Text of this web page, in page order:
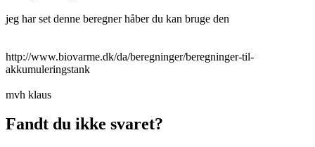
jeg har set denne beregner håber du kan bruge den
http://www.biovarme.dk/da/beregninger/beregninger-til-
akkumuleringstank
mvh klaus
Fandt du ikke svaret?